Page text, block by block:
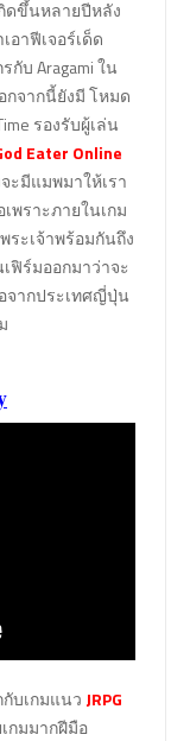
ดขึ้นหลายปีหลัง
อาฟีเจอร์เด็ด
กับ Aragami ใน
จากนี้ยังมี โหมด
รองรับผู้เล่น
Eater Online
ะมีแมพมาให้เรา
พราะภายในเกม
ระเจ้าพร้อมกันถึง
ฟิร์มออกมาว่าจะ
จากประเทศญี่ปุ่น
บเกมแนว JRPG
มมากฝีมือ